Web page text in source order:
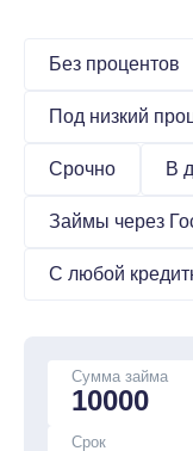
Без процентов
Под низкий
Срочно В
Займы через
С любой
Сумма займа
Срок